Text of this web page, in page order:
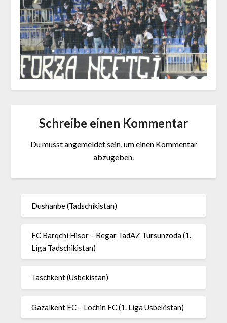
Schreibe einen Kommentar
Du musstangemeldetsein, um einen Kommentar
abzugeben.
Dushanbe (Tadschikistan)
FC Barqchi Hisor – Regar TadAZ Tursunzoda (1.
Liga Tadschikistan)
Taschkent (Usbekistan)
Gazalkent FC – Lochin FC (1. Liga Usbekistan)